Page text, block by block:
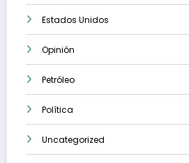
Estados Unidos
Opinión
Petróleo
Política
Uncategorized